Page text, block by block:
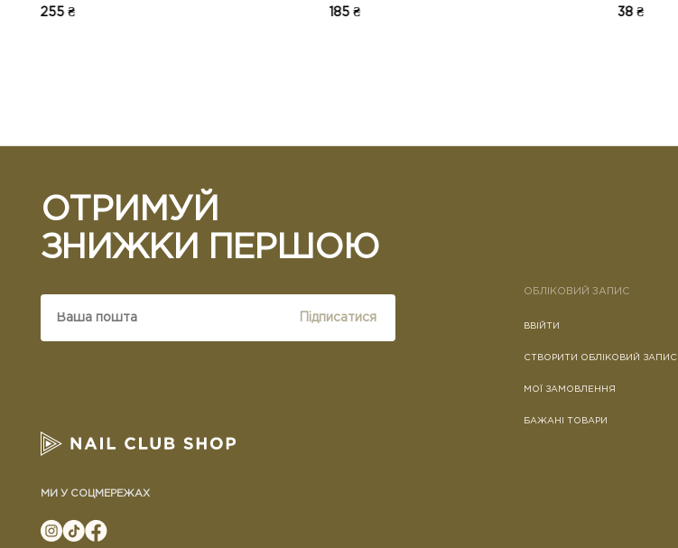
ОТРИМУЙ
ЗНИЖКИ ПЕРШОЮ
Підписатися
МИ У СОЦМЕРЕЖАХ
ОБЛІКОВИЙ ЗАПИС
ВВІЙТИ
СТВОРИТИ ОБЛІКОВИЙ ЗАПИС
МОЇ ЗАМОВЛЕННЯ
БАЖАНІ ТОВАРИ